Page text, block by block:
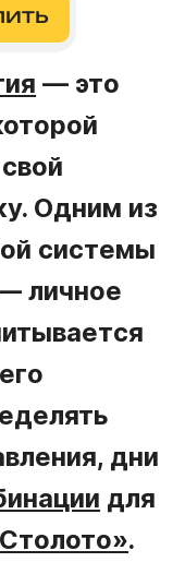
— это
Одним из
системы
личное
дни
для
.